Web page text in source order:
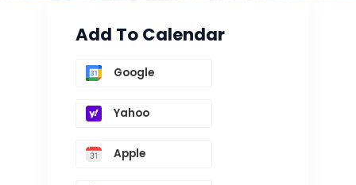
Add To Calendar
Google
Yahoo
Apple